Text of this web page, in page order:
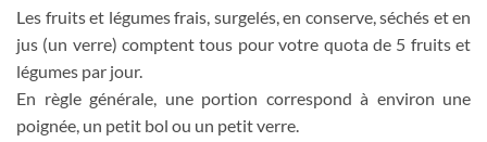
Les fruits et légumes frais, surgelés, en conserve, séchés et en
jus (un verre) comptent tous pour votre quota de 5 fruits et
légumes par jour.
En règle générale, une portion correspond à environ une
poignée, un petit bol ou un petit verre.